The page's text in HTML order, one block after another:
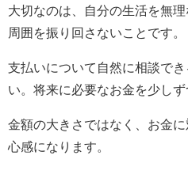
大切なのは、自分の生活を無
周囲を振り回さないことです。
支払いについて自然に相談で
い。将来に必要なお金を少しず
金額の大きさではなく、お金
心感になります。